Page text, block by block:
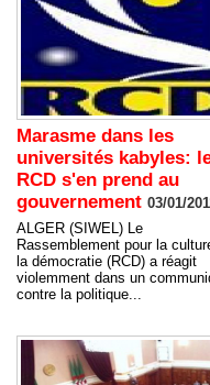
Marasme dans les
universités kabyles:
RCD s'en prend au
gouvernement 03/01/
ALGER (SIWEL) Le
Rassemblement pour la
la démocratie (RCD) a réagit
violemment dans un
contre la politique...